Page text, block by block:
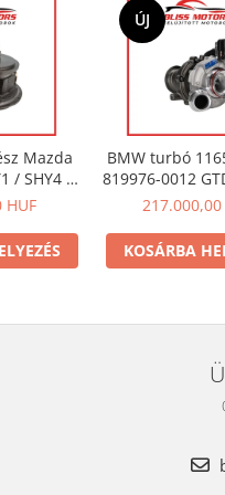
Mazda
/ SHY4 /
HUF
ÚJ
BMW turbó
819976-0012
– 1 2 3 4 5
217.000,00
KOSÁRBA